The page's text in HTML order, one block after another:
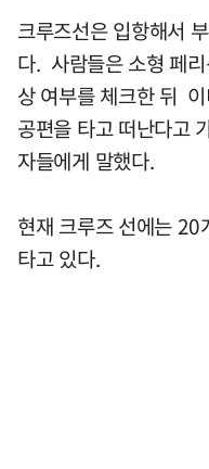
크루즈선은 입항해서
다. 사람들은 소형 페
상 여부를 체크한 뒤
공편을 타고 떠난다고
자들에게 말했다.
현재 크루즈 선에는 20
타고 있다.